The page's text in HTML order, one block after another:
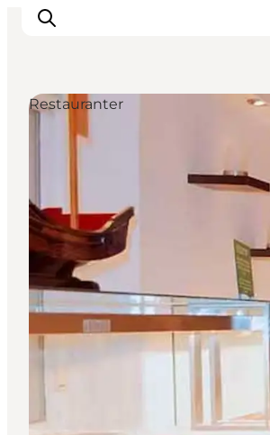
Inspiration
Destinationer
Oplevelser
Overnatning
Planlæg ferien
Restauranter